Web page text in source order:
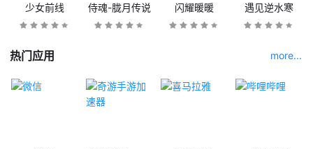
少女前线 侍魂-胧月传说 闪耀暖暖 遇见逆水寒
热门应用 more...